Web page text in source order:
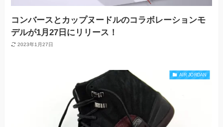
コンバースとカップヌードルのコラボレーションモ
デルが1月27日にリリース！
2023年1月27日
AIR JORDAN